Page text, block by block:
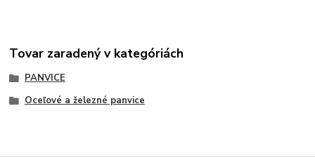
Tovar zaradený v kategóriách
PANVICE
Oceľové a železné panvice